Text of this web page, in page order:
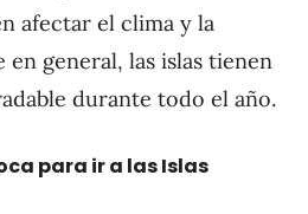
afectar el clima y la
general, las islas tienen
durante todo el año.
para ir a las Islas